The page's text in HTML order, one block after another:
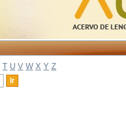
T U V W X Y Z